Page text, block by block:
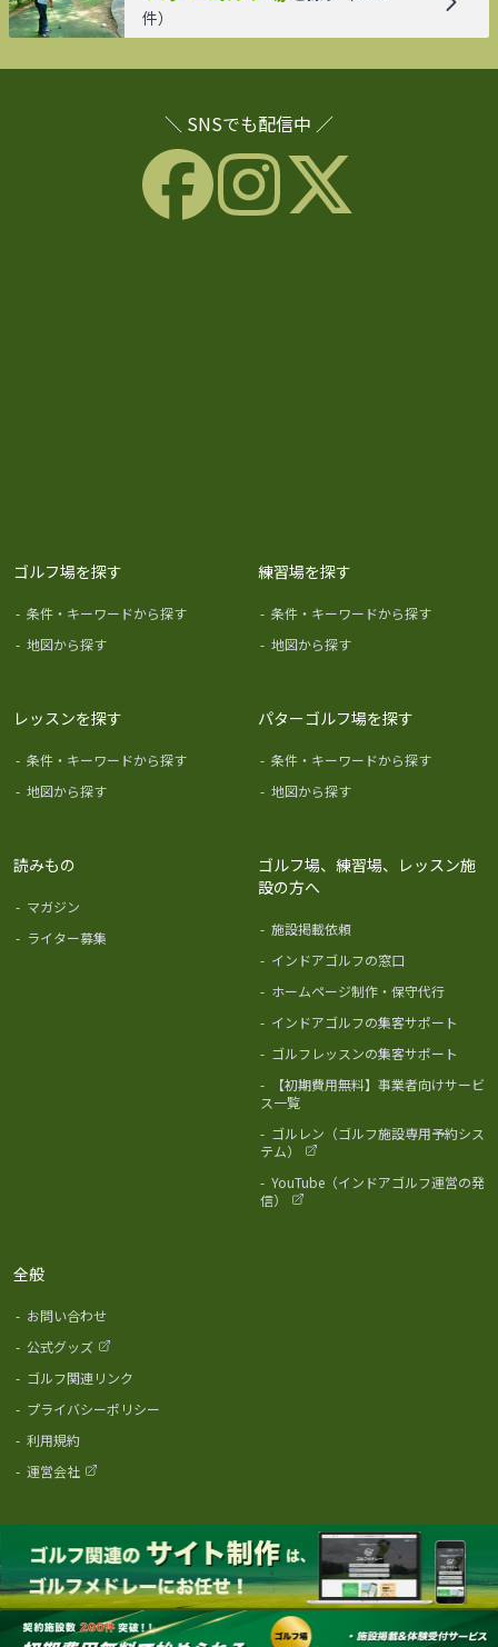
件）
＼ SNSでも配信中 ／
ゴルフ場を探す
- 条件・キーワードから探す
- 地図から探す
練習場を探す
- 条件・キーワードから探す
- 地図から探す
レッスンを探す
- 条件・キーワードから探す
- 地図から探す
パターゴルフ場を探す
- 条件・キーワードから探す
- 地図から探す
読みもの
- マガジン
- ライター募集
ゴルフ場、練習場、レッスン施
設の方へ
- 施設掲載依頼
- インドアゴルフの窓口
- ホームページ制作・保守代行
- インドアゴルフの集客サポート
- ゴルフレッスンの集客サポート
-
【初期費用無料】事業者向けサービ
ス一覧
- ゴルレン（ゴルフ施設専用予約シス
テム）
- YouTube（インドアゴルフ運営の発
信）
全般
- お問い合わせ
- 公式グッズ
- ゴルフ関連リンク
- プライバシーポリシー
- 利用規約
- 運営会社